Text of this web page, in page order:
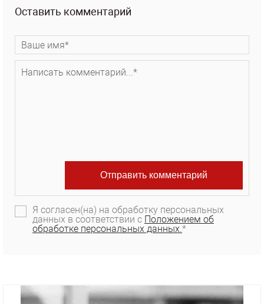
Оставить комментарий
Я согласен(на) на обработку персональных
данных в соответствии с Положением об
обработке персональных данных.*